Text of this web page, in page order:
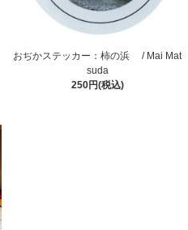
おぢかステッカー：柿の浜 / Mai Mat
suda
250円(税込)